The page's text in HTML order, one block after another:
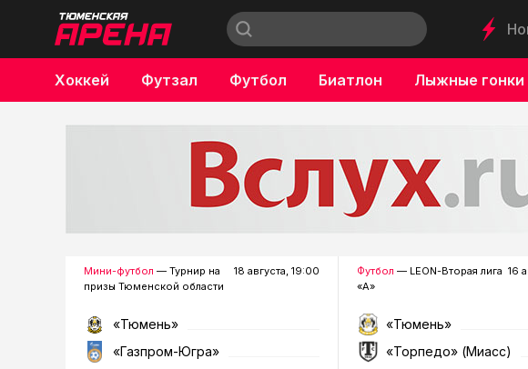
Хоккей Футзал Футбол Биатлон Лыжные гонки
Бокс
Мини-футбол — Турнир на
призы Тюменской области
18 августа, 19:00
«Тюмень»
«Газпром-Югра»
Футбол — LEON-Вторая лига
«А»
16
«Тюмень»
«Торпедо» (Миасс)